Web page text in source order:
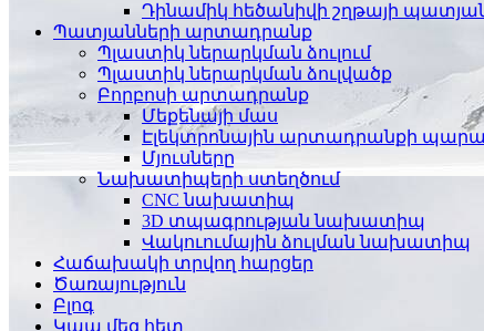
Դինամիկ հեծանիվի շղթայի
Պատյանների արտադրանք
Պլաստիկ ներարկման ձուլում
Պլաստիկ ներարկման ձուլվածք
Բորբոսի արտադրանք
Մեքենայի մաս
Էլեկտրոնային արտադրանքի
Մյուսները
Նախատիպերի ստեղծում
CNC նախատիպ
3D տպագրության նախատիպ
Վակուումային ձուլման նախատիպ
Հաճախակի տրվող հարցեր
Ծառայություն
Բլոգ
Կապ մեզ հետ